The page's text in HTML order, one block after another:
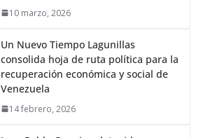
10 marzo, 2026
Un Nuevo Tiempo Lagunillas
consolida hoja de ruta política para la
recuperación económica y social de
Venezuela
14 febrero, 2026